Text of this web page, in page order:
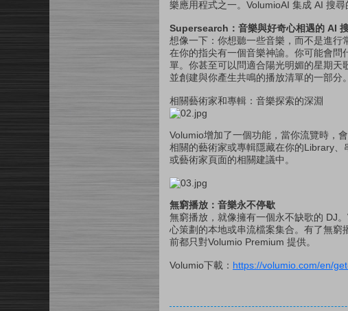
樂應用程式之一。VolumioAI 集成 AI 搜尋
Supersearch：音樂與好奇心相遇的 AI
想像一下：你想聽一些音樂，而不是進
在你的指尖有一個音樂神諭。你可能會
單。你甚至可以問適合陽光明媚的星期天
並創建與你產生共鳴的播放清單的一部分。
相關藝術家和專輯：音樂探索的深淵
Volumio增加了一個功能，當你流覽時，
相關的藝術家或專輯隱藏在你的Library
或藝術家頁面的相關建議中。
無窮播放：音樂永不停歇
無窮播放，就像擁有一個永不缺歌的 DJ
心策劃的本地或串流檔案集合。有了無窮
前都只對Volumio Premium 提供。
Volumio下載： https://volumio.com/en/